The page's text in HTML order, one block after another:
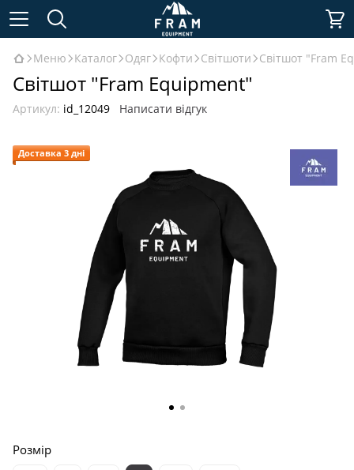
Меню Каталог Одяг Кофти Світшоти Світшот "Fram
Світшот "Fram Equipment"
Артикул: id_12049 Написати відгук
Доставка 3 дні
Розмір